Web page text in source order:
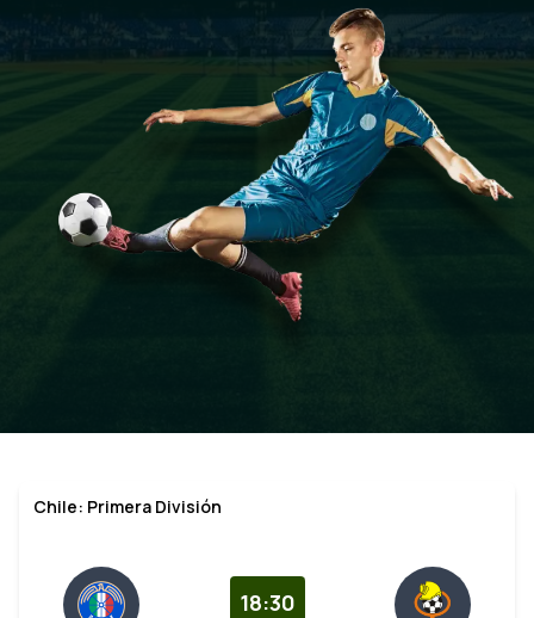
Chile: Primera División
18:30